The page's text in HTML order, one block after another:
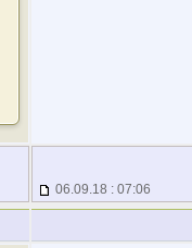
06.09.18 : 07:06